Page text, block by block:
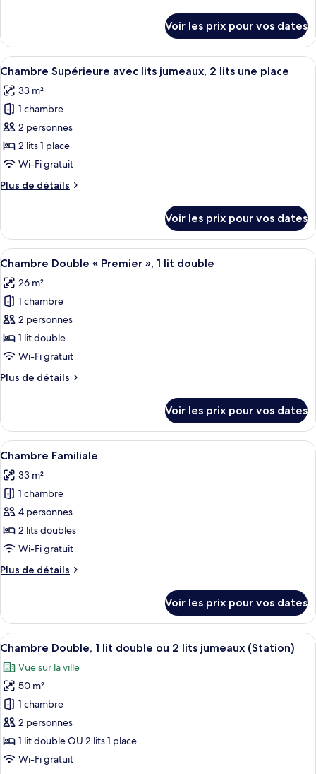
chambre :
Superior
Family
le
type
de
Superior
Family
Voir les prix pour vos dates
Afficher
toutes
les
photos
pour
ce
type
chambre :
avec
lits
jumeaux,
2
lits
une
place
Une chambre d’hôtel avec deux
2
Chambre Supérieure avec lits jumeaux, 2 lits une place
33 m²
1 chambre
2 personnes
2 lits 1 place
Wi-Fi gratuit
Plus de détails
Plus
le
type
de
Chambre
Supérieure
lits
jumeaux,
lits
une
Voir les prix pour vos dates
Afficher
toutes
les
photos
pour
ce
type
chambre :
«
Premier
»,
1
lit
double
Une chambre d’hôtel avec un
5
Chambre Double « Premier », 1 lit double
26 m²
1 chambre
2 personnes
1 lit double
Wi-Fi gratuit
Plus de détails
Plus
le
type
de
Chambre
Double
Premier
»,
lit
double
Voir les prix pour vos dates
Afficher
toutes
les
photos
pour
ce
type
chambre :
Une chambre d’hôtel avec deux lits,
3
Chambre Familiale
33 m²
1 chambre
4 personnes
2 lits doubles
Wi-Fi gratuit
Plus de détails
Plus
le
type
de
Chambre
Familiale
Voir les prix pour vos dates
Afficher
toutes
les
photos
pour
ce
type
de
chambre :
Une chambre d’hôtel avec un lit, un
7
Chambre Double, 1 lit double ou 2 lits jumeaux (Station)
Vue sur la ville
50 m²
1 chambre
2 personnes
1 lit double OU 2 lits 1 place
Wi-Fi gratuit